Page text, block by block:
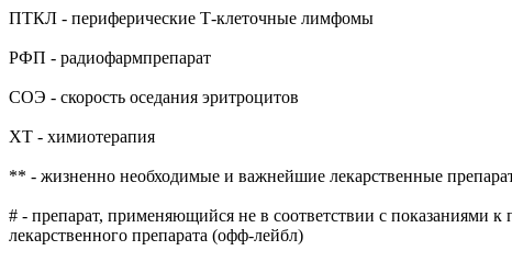
ПТКЛ - периферические Т-клеточные лимфомы
РФП - радиофармпрепарат
СОЭ - скорость оседания эритроцитов
XT - химиотерапия
** - жизненно необходимые и важнейшие лекарственные
# - препарат, применяющийся не в соответствии с
лекарственного препарата (офф-лейбл)